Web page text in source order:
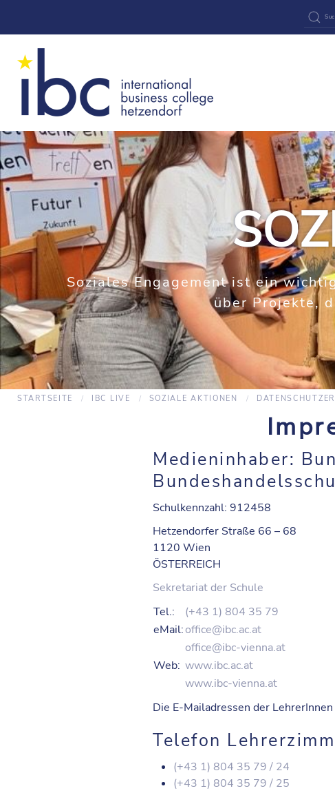
Soziales Engagement ist ein
über Projekte,
STARTSEITE IBC LIVE SOZIALE AKTIONEN
Medieninhaber:
Schulkennzahl: 912458
Hetzendorfer Straße 66 – 68
1120 Wien
ÖSTERREICH
Sekretariat der Schule
Tel.:
(+43 1) 804 35 79
eMail:office@ibc.ac.at
office@ibc-vienna.at
Web: www.ibc.ac.at
www.ibc-vienna.at
Die E-Mailadressen der
Telefon
(+43 1) 804 35 79 / 24
(+43 1) 804 35 79 / 25